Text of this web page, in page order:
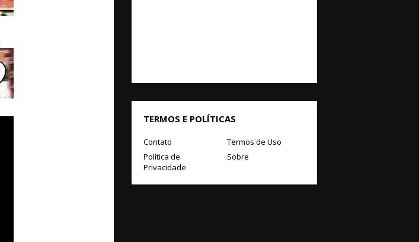
TERMOS E POLÍTICAS
Contato
Termos de Uso
Política de
Privacidade
Sobre